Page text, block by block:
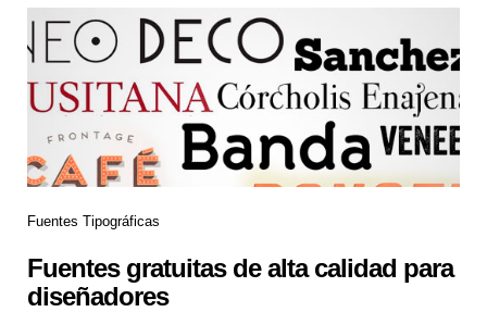
Fuentes Tipográficas
Fuentes gratuitas de alta calidad para
diseñadores